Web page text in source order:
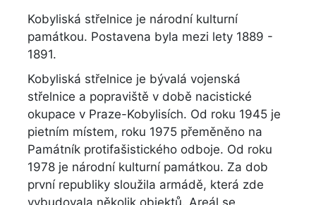
Kobyliská střelnice je národní kulturní
památkou. Postavena byla mezi lety 1889 -
1891.
Kobyliská střelnice je bývalá vojenská
střelnice a popraviště v době nacistické
okupace v Praze-Kobylisích. Od roku 1945 je
pietním místem, roku 1975 přeměněno na
Památník protifašistického odboje. Od roku
1978 je národní kulturní památkou. Za dob
první republiky sloužila armádě, která zde